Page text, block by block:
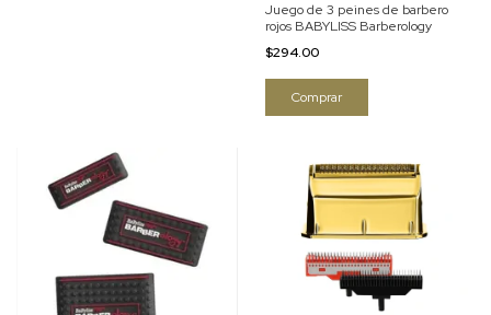
Juego de 3 peines de barbero
rojos BABYLISS Barberology
$294.00